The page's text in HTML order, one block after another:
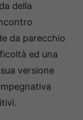
della
da parecchio
ed una
versione